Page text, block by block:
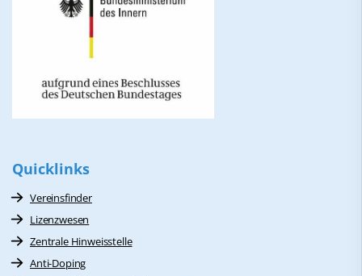
Quicklinks
Vereinsfinder
Lizenzwesen
Zentrale Hinweisstelle
Anti-Doping